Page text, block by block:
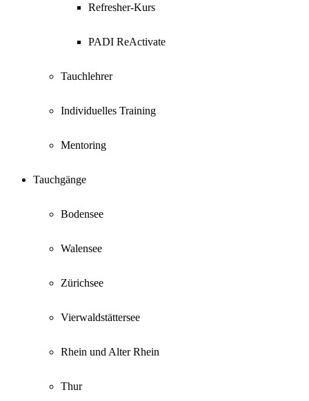
Refresher-Kurs
PADI ReActivate
Tauchlehrer
Individuelles Training
Mentoring
Tauchgänge
Bodensee
Walensee
Zürichsee
Vierwaldstättersee
Rhein und Alter Rhein
Thur